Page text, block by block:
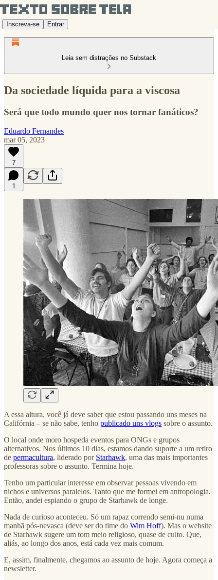
Inscreva-se Entrar
Leia sem distrações no Substack
Da sociedade líquida para a viscosa
Será que todo mundo quer nos tornar fanáticos?
Eduardo Fernandes
mar 05, 2023
7
1
A essa altura, você já deve saber que estou passando uns meses na
Califórnia – se não sabe, tenho publicado uns vlogs sobre o assunto.
O local onde moro hospeda eventos para ONGs e grupos
alternativos. Nos últimos 10 dias, estamos dando suporte a um retiro
de permacultura, liderado por Starhawk, uma das mais importantes
professoras sobre o assunto. Termina hoje.
Tenho um particular interesse em observar pessoas vivendo em
nichos e universos paralelos. Tanto que me formei em antropologia.
Então, andei espiando o grupo de Starhawk de longe.
Nada de curioso aconteceu. Só um rapaz correndo semi-nu numa
manhã pós-nevasca (deve ser do time do Wim Hoff). Mas o website
de Starhawk sugere um tom meio religioso, quase de culto. Que,
aliás, ao longo dos anos, está cada vez mais comum.
E, assim, finalmente, chegamos ao assunto de hoje. Agora começa a
newsletter.